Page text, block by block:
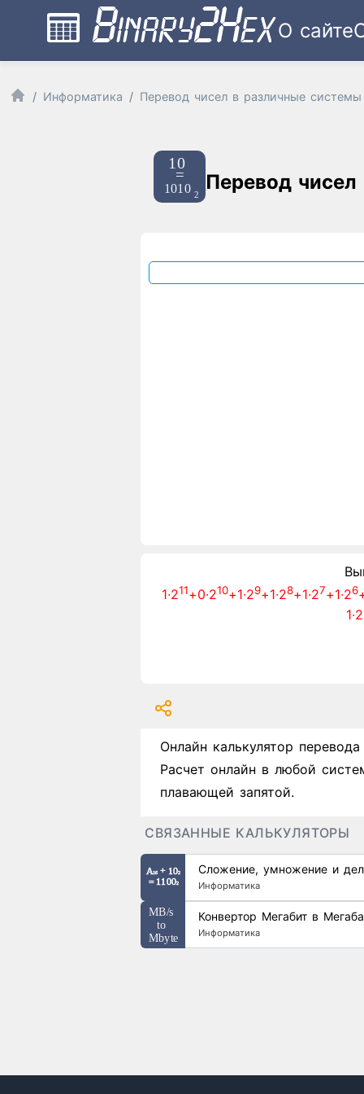
О сайте
Информатика Перевод чисел в различные системы
Перевод
1∙211+0∙210+1∙29+1∙28+1∙27+1∙26
Онлайн калькулятор
Расчет онлайн в любой
плавающей запятой.
СВЯЗАННЫЕ КАЛЬКУЛЯТОРЫ
Сложение, умножение и
Информатика
Конвертор Мегабит в
Информатика